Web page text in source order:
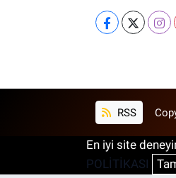
RSS
En iyi site
POLİTİKASI